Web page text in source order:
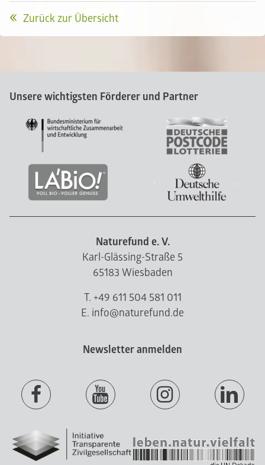
Zurück zur Übersicht
Unsere wichtigsten Förderer und Partner
Naturefund e. V.
Karl-Glässing-Straße 5
65183 Wiesbaden
T. +49 611 504 581 011
E. info@naturefund.de
Newsletter anmelden